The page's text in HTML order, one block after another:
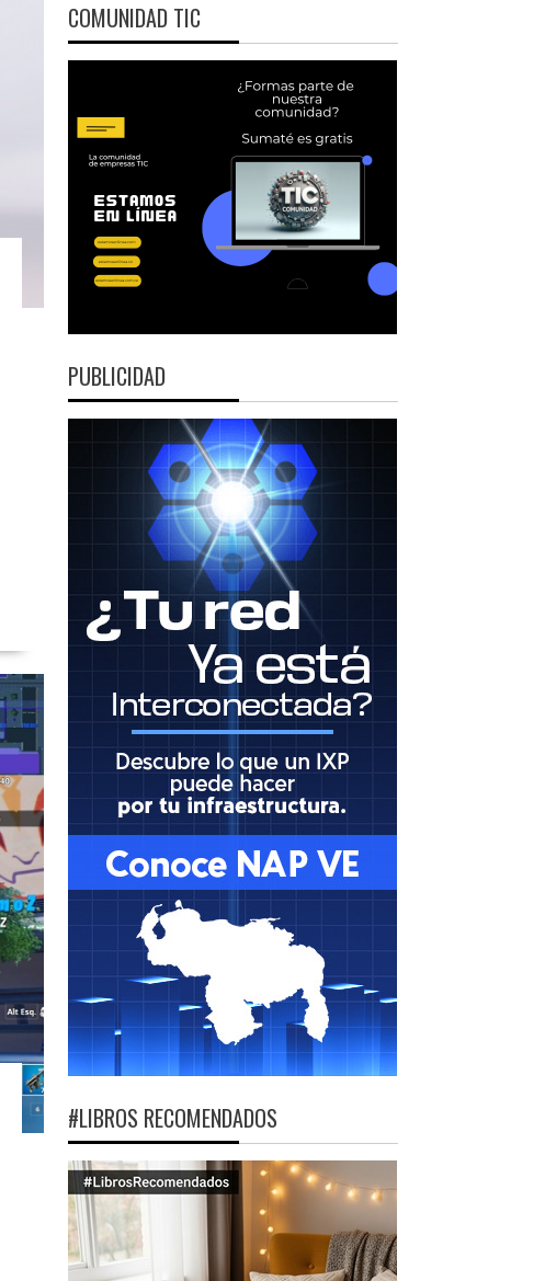
COMUNIDAD TIC
PUBLICIDAD
#LIBROS RECOMENDADOS